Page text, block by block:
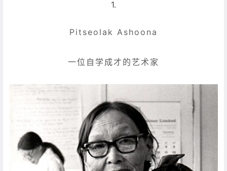
1.
Pitseolak Ashoona
一位自学成才的艺术家